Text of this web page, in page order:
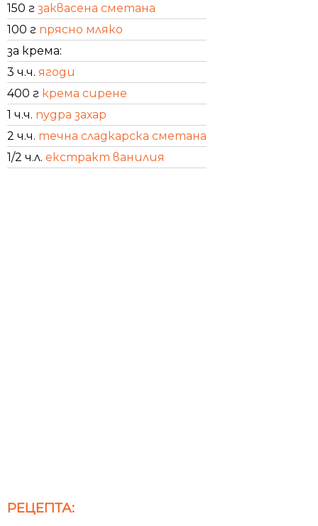
150 г заквасена сметана
100 г прясно мляко
за крема:
3 ч.ч. ягоди
400 г крема сирене
1 ч.ч. пудра захар
2 ч.ч. течна сладкарска сметана
1/2 ч.л. екстракт ванилия
РЕЦЕПТА: